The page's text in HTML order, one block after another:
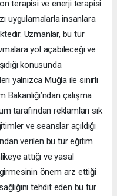
terapisi ve enerji terapisi
uygulamalarla insanlara
Uzmanlar, bu tür
yol açabileceği ve
konusunda
yalnızca Muğla ile sınırlı
çalışma
tarafından reklamları sık
ve seanslar açıldığı
verilen bu tür eğitim
attığı ve yasal
önem arz ettiği
tehdit eden bu tür